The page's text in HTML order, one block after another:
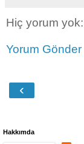
Hiç yorum yok:
Yorum Gönder
‹
Hakkımda